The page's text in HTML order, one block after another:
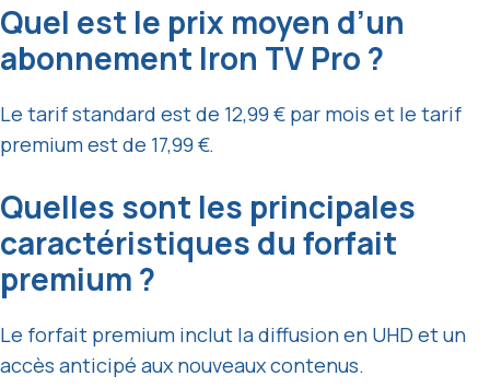
Quel est le prix moyen d’un
abonnement Iron TV Pro ?
Le tarif standard est de 12,99 € par mois et le tarif
premium est de 17,99 €.
Quelles sont les principales
caractéristiques du forfait
premium ?
Le forfait premium inclut la diffusion en UHD et un
accès anticipé aux nouveaux contenus.